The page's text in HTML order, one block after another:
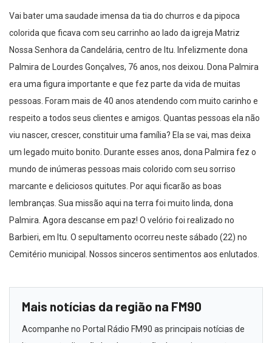
Vai bater uma saudade imensa da tia do churros e da pipoca
colorida que ficava com seu carrinho ao lado da igreja Matriz
Nossa Senhora da Candelária, centro de Itu. Infelizmente dona
Palmira de Lourdes Gonçalves, 76 anos, nos deixou. Dona Palmira
era uma figura importante e que fez parte da vida de muitas
pessoas. Foram mais de 40 anos atendendo com muito carinho e
respeito a todos seus clientes e amigos. Quantas pessoas ela não
viu nascer, crescer, constituir uma família? Ela se vai, mas deixa
um legado muito bonito. Durante esses anos, dona Palmira fez o
mundo de inúmeras pessoas mais colorido com seu sorriso
marcante e deliciosos quitutes. Por aqui ficarão as boas
lembranças. Sua missão aqui na terra foi muito linda, dona
Palmira. Agora descanse em paz! O velório foi realizado no
Barbieri, em Itu. O sepultamento ocorreu neste sábado (22) no
Cemitério municipal. Nossos sinceros sentimentos aos enlutados.
Mais notícias da região na FM90
Acompanhe no Portal Rádio FM90 as principais notícias de